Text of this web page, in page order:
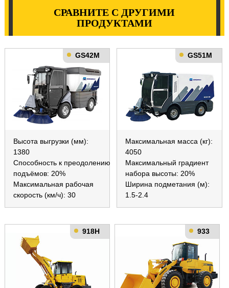
СРАВНИТЕ С ДРУГИМИ
ПРОДУКТАМИ
GS42M
Высота выгрузки (мм):
1380
Способность к преодолению
подъёмов: 20%
Максимальная рабочая
скорость (км/ч): 30
GS51M
Максимальная масса (кг):
4050
Максимальный градиент
набора высоты: 20%
Ширина подметания (м):
1.5-2.4
918H 933